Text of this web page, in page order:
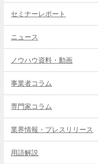
セミナーレポート
ニュース
ノウハウ資料・動画
事業者コラム
専門家コラム
業界情報・プレスリリース
用語解説